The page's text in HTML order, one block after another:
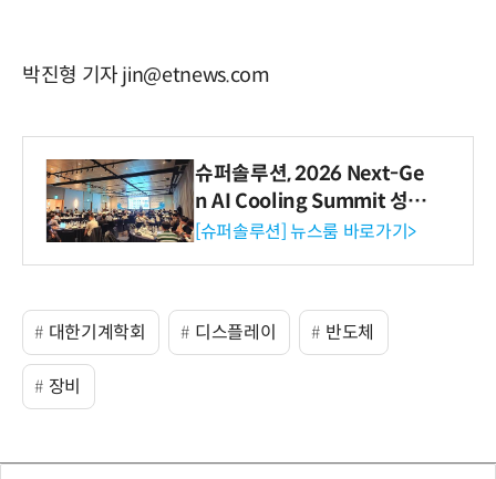
박진형 기자 jin@etnews.com
슈퍼솔루션, 2026 Next-Ge
n AI Cooling Summit 성황
리 성료
[슈퍼솔루션] 뉴스룸 바로가기>
대한기계학회 디스플레이 반도체
장비